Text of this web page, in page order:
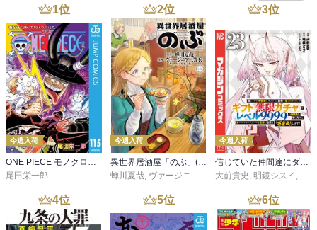
1位
今週入荷
ONE PIECE モノクロ版 115
尾田栄一郎
2位
今週入荷
異世界居酒屋「のぶ」(22)
蝉川夏哉, ヴァージニア二等兵 ,転
3位
今週入荷
信じていた仲間達にダンジョン奥地で殺されかけたがギフト『無限ガチャ』でレベル９９９９の仲間達を手に入れて元パーティーメンバーと世界に復讐＆『ざまぁ！』します！（２３）
大前貴史 , 明鏡シスイ , ｔ
4位 5位 6位